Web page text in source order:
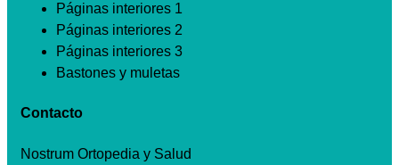
Páginas interiores 1
Páginas interiores 2
Páginas interiores 3
Bastones y muletas
Contacto
Nostrum Ortopedia y Salud